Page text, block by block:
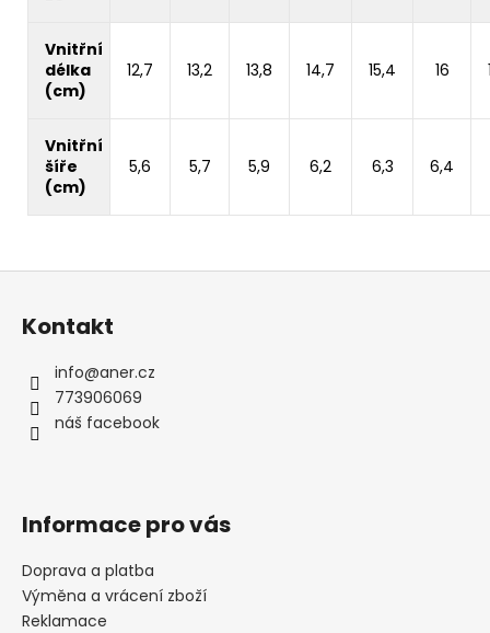
Vnitřní
délka
(cm)
12,7 13,2 13,8 14,7 15,4 16
Vnitřní
šíře
(cm)
5,6 5,7 5,9 6,2 6,3 6,4
Z
Kontakt
info@aner.cz
773906069
náš facebook
Informace pro vás
Doprava a platba
Výměna a vrácení zboží
Reklamace